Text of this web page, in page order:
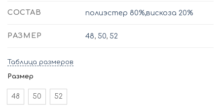
СОСТАВ полиэстер 80%,вискоза 20%
РАЗМЕР 48, 50, 52
Таблица размеров
Размер
48 50 52